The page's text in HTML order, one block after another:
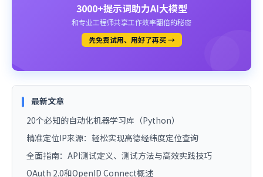
3000+提示词助力AI大模型
和专业工程师共享工作效率翻倍的秘密
先免费试用、用好了再买 →
最新文章
20个必知的自动化机器学习库（Python）
精准定位IP来源：轻松实现高德经纬度定位查询
全面指南：API测试定义、测试方法与高效实践技巧
OAuth 2.0和OpenID Connect概述